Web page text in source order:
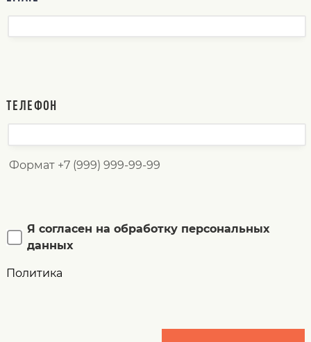
ТЕЛЕФОН
Формат +7 (999) 999-99-99
Я согласен на обработку персональных
данных
Политика